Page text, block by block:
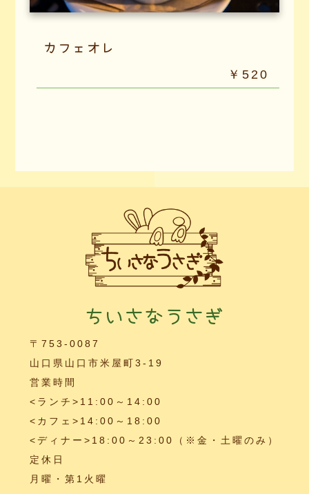
カフェオレ
￥520
ちいさなうさぎ
〒753-0087
山口県山口市米屋町3-19
営業時間
<ランチ>11:00～14:00
<カフェ>14:00～18:00
<ディナー>18:00～23:00（※金・土曜のみ）
定休日
月曜・第1火曜